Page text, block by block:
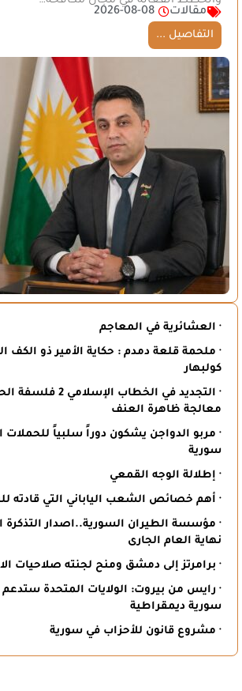
مقالات
2026-08-08
التفاصيل ...
· العشائرية في المعاجم
· ملحمة قلعة دمدم : حكاية الأمير ذو الكف
كولبهار
· التجديد في الخطاب
معالجة ظاهرة العنف
· مربو الدواجن يشكون دوراً سلبياً للحملات
سورية
· إطلالة الوجه القمعي
· أهم خصائص الشعب الياباني التي قادته
· مؤسسة الطيران السورية..اصدار التذكرة
نهاية العام الجارى
· برامرتز إلى دمشق ومنح لجنته صلاحيات
· رايس من بيروت: الولايات المتحدة
سورية ديمقراطية
· مشروع قانون للأحزاب في سورية